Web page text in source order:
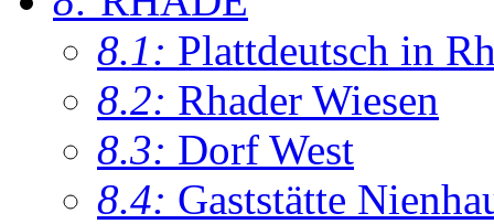
8.1: Plattdeutsch in
8.2: Rhader Wiesen
8.3: Dorf West
8.4: Gaststätte